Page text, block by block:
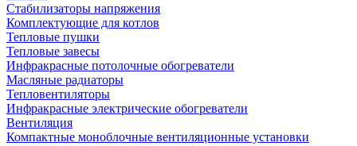
Стабилизаторы напряжения
Комплектующие для котлов
Тепловые пушки
Тепловые завесы
Инфракрасные потолочные обогреватели
Масляные радиаторы
Тепловентиляторы
Инфракрасные электрические обогреватели
Вентиляция
Компактные моноблочные вентиляционные установки